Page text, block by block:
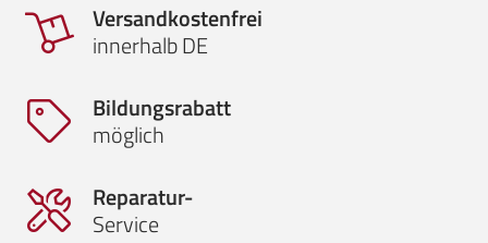
Versandkostenfrei
innerhalb DE
Bildungsrabatt
möglich
Reparatur-
Service